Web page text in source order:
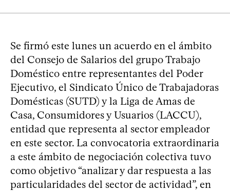
Se firmó este lunes un acuerdo en el ámbito
del Consejo de Salarios del grupo Trabajo
Doméstico entre representantes del Poder
Ejecutivo, el Sindicato Único de Trabajadoras
Domésticas (SUTD) y la Liga de Amas de
Casa, Consumidores y Usuarios (LACCU),
entidad que representa al sector empleador
en este sector. La convocatoria extraordinaria
a este ámbito de negociación colectiva tuvo
como objetivo “analizar y dar respuesta a las
particularidades del sector de actividad”, en